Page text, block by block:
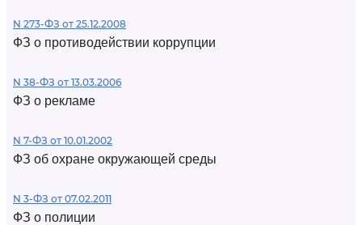
N 273-ФЗ от 25.12.2008
ФЗ о противодействии коррупции
N 38-ФЗ от 13.03.2006
ФЗ о рекламе
N 7-ФЗ от 10.01.2002
ФЗ об охране окружающей среды
N 3-ФЗ от 07.02.2011
ФЗ о полиции